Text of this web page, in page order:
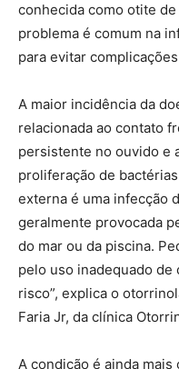
conhecida como otite
problema é comum na
para evitar
A maior incidência da
relacionada ao contato
persistente no ouvido e
proliferação de
externa é uma infecção
geralmente provocada
do mar ou da piscina.
pelo uso inadequado de
risco”, explica o
Faria Jr, da clínica
A condição é ainda